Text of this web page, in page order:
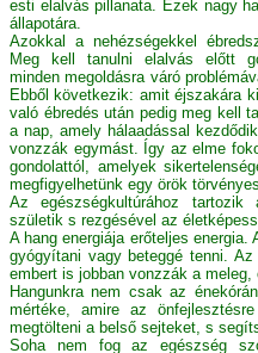
esti elalvás pillanata. Ezek nagy
állapotára.
Azokkal a nehézségekkel
Meg kell tanulni elalvás előtt
minden megoldásra váró
Ebből következik: amit éjszakára
való ébredés után pedig meg kell
a nap, amely hálaadással
vonzzák egymást. Így az elme
gondolattól, amelyek
megfigyelhetünk egy örök
Az egészségkultúrához
születik s rezgésével az
A hang energiája erőteljes
gyógyítani vagy beteggé tenni.
embert is jobban vonzzák a
Hangunkra nem csak az
mértéke, amire az
megtölteni a belső sejteket, s
Soha nem fog az egészség